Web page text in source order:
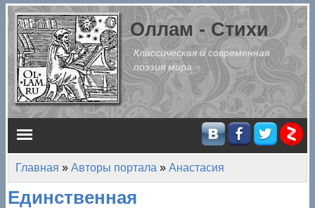
Перейти к основному содержанию
Оллам - Стихи
Классическая и современная
поэзия мира
Главное меню
Вы здесь
Главная » Авторы портала » Анастасия
Единственная